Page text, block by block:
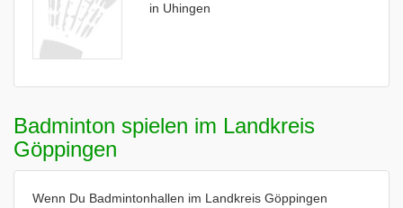
in Uhingen
Badminton spielen im Landkreis
Göppingen
Wenn Du Badmintonhallen im Landkreis Göppingen